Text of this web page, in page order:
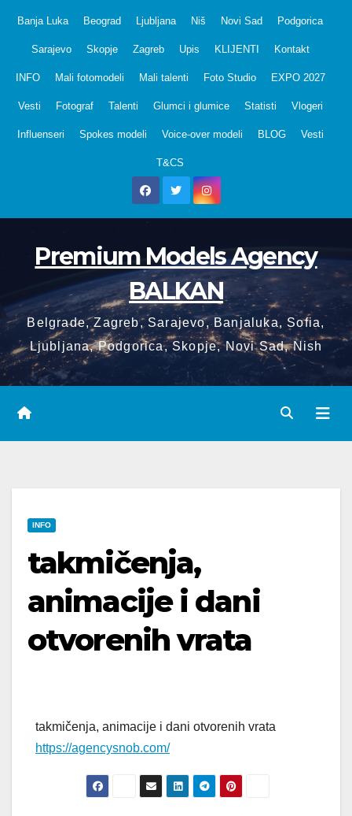
Banja Luka Beograd Ljubljana Niš Novi Sad Podgorica
Sarajevo Skopje Zagreb Upis KLIJENTI Kontakt
INFO Mali fotomodeli Mali talenti Foto Studio EXPO 2027
Vesti Fotograf Talenti Glumci i glumice Statisti Vlogeri
Influenseri Spokes modeli Voice-over modeli BLOG Vesti
T&CS
Premium Models Agency
BALKAN
Belgrade, Zagreb, Sarajevo, Banjaluka, Sofia,
Ljubljana, Podgorica, Skopje, Novi Sad, Nish
INFO
takmičenja,
animacije i dani
otvorenih vrata
takmičenja, animacije i dani otvorenih vrata
https://agencysnob.com/